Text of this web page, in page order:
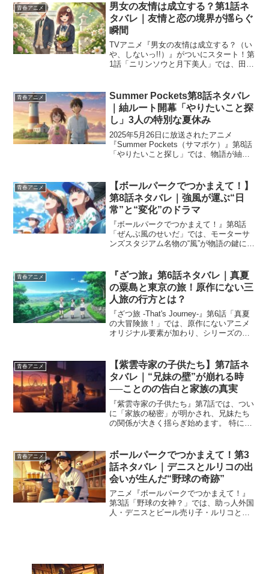
青春アニメ
男女の友情は成立する？第1話ネ
タバレ｜友情と恋の境界が揺らぐ
瞬間
TVアニメ『男女の友情は成立する？（い
や、しないっ!!）』がついにスタート！第
1話「ニリンソウと月下美人」では、田舎
生になってからの微妙な関係性の変化が
描かれます...
青春アニメ
Summer Pockets第8話ネタバレ
｜紬ルート開幕「やりたいこと探
し」3人の特別な夏休み
2025年5月26日に放送されたアニメ
『Summer Pockets（サマポケ）』第8話
「やりたいこと探し」では、物語が紬ヴ
にあげる」と宣言し、静久もその提案に
賛成。3人...
青春アニメ
【ボールパークでつかまえて！】
第8話ネタバレ｜強風が運ぶ“日
常”と“変化”のドラマ
『ボールパークでつかまえて！』第8話
「ぜんぶ風のせいだ」では、モーターサ
ンズスタジアム名物の“風”が物語の鍵に。
の一日」に、静かに吹く変化の風が物語
を動かします。 こ...
青春アニメ
『ざつ旅』第6話ネタバレ｜真夏
の粟島と東京の旅！原作にない三
人旅の行方とは？
『ざつ旅 -That's Journey-』第6話「真夏
の大冒険旅！」では、原作にないアニメ
オリジナル要素が加わり、シリーズの中
ルもの上り坂に挑む粟島北ルートでの
奮...
青春アニメ
【紫雲寺家の子供たち】第7話ネ
タバレ｜“兄妹の壁”が崩れる時
──ことのの告白と家族の真実
『紫雲寺家の子供たち』第7話では、つい
に「家族の秘密」が明かされ、兄妹たち
の関係が大きく揺らぎ始めます。 特にこ
「血のつながりの意味とは？」というテ
ーマが深まっていきます...
青春アニメ
ボールパークでつかまえて！第3
話ネタバレ｜デニスとルリコの出
会いが生んだ“野球の奇跡”
アニメ『ボールパークでつかまえて！』
第3話「野球の女神？」では、助っ人外国
人・デニスとビール売り子・ルリコとい